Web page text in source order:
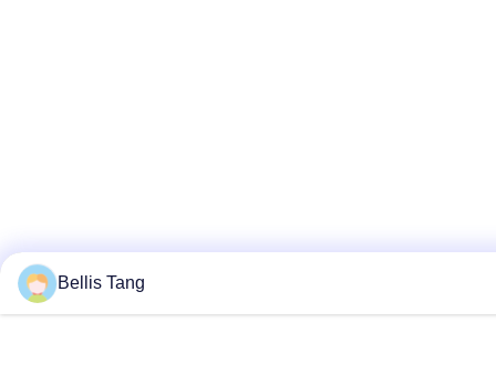
Bellis Tang